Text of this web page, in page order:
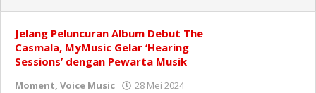
Jelang Peluncuran Album Debut The
Casmala, MyMusic Gelar ‘Hearing
Sessions’ dengan Pewarta Musik
Moment, Voice Music 28 Mei 2024